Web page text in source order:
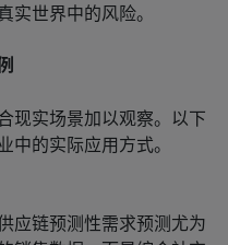
实世界中的风险。
现实场景加以观察。以下
中的实际应用方式。
应链预测性需求预测尤为